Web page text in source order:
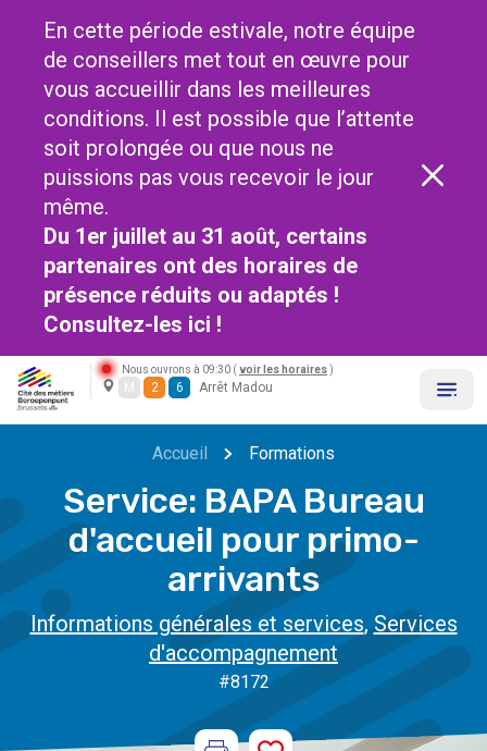
En cette période estivale, notre équipe
de conseillers met tout en œuvre pour
vous accueillir dans les meilleures
conditions. Il est possible que l’attente
soit prolongée ou que nous ne
puissions pas vous recevoir le jour
même.
Du 1er juillet au 31 août, certains
partenaires ont des horaires de
présence réduits ou adaptés !
Consultez-les ici !
Nous ouvrons à 09:30 ( voir les horaires )
M 2 6 Arrêt Madou
Accueil Formations
Service: BAPA Bureau
d'accueil pour primo-
arrivants
Informations générales et services, Services
d'accompagnement
#8172